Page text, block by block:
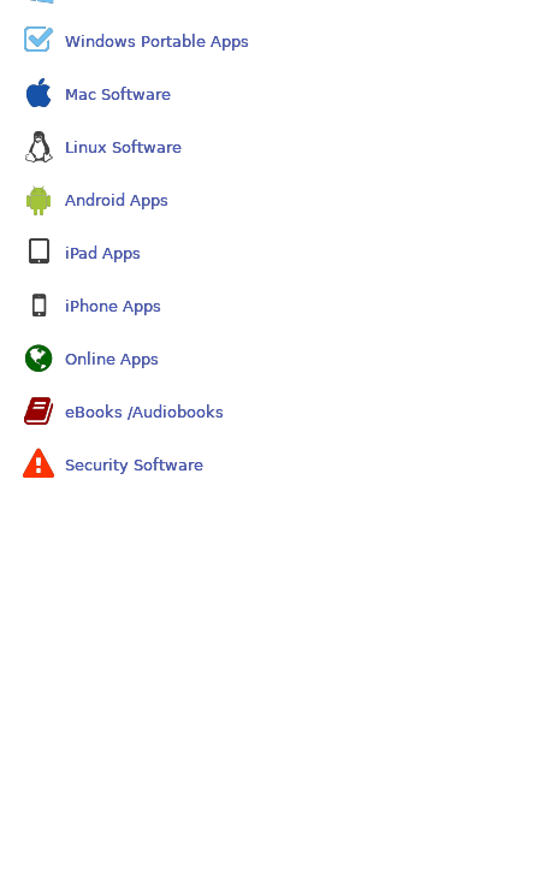
Windows Portable Apps
Mac Software
Linux Software
Android Apps
iPad Apps
iPhone Apps
Online Apps
eBooks /Audiobooks
Security Software